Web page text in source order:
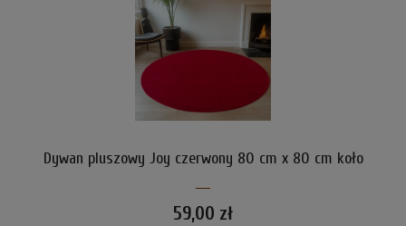
Dywan pluszowy Joy czerwony 80 cm x 80 cm koło
59,00 zł